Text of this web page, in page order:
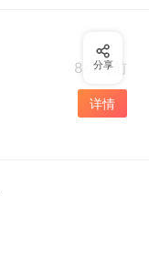
8小时前
详情
分享